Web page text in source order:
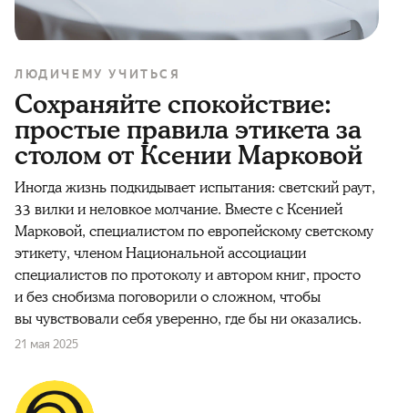
ЛЮДИ ЧЕМУ УЧИТЬСЯ
Сохраняйте спокойствие:
простые правила этикета за
столом от Ксении Марковой
Иногда жизнь подкидывает испытания: светский раут,
33 вилки и неловкое молчание. Вместе с Ксенией
Марковой, специалистом по европейскому светскому
этикету, членом Национальной ассоциации
специалистов по протоколу и автором книг, просто
и без снобизма поговорили о сложном, чтобы
вы чувствовали себя уверенно, где бы ни оказались.
21 мая 2025